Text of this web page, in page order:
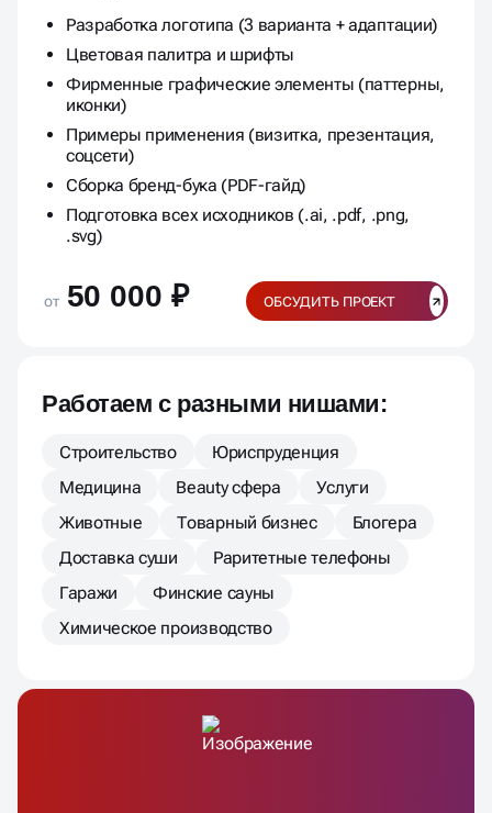
Разработка логотипа (3 варианта + адаптации)
Цветовая палитра и шрифты
Фирменные графические элементы (паттерны,
иконки)
Примеры применения (визитка, презентация,
соцсети)
Сборка бренд-бука (PDF-гайд)
Подготовка всех исходников (.ai, .pdf, .png,
.svg)
от 50 000 ₽ ОБСУДИТЬ ПРОЕКТ
Работаем с разными нишами:
Строительство
Юриспруденция
Медицина
Beauty сфера
Услуги
Животные
Товарный бизнес
Блогера
Доставка суши
Раритетные телефоны
Гаражи
Финские сауны
Химическое производство